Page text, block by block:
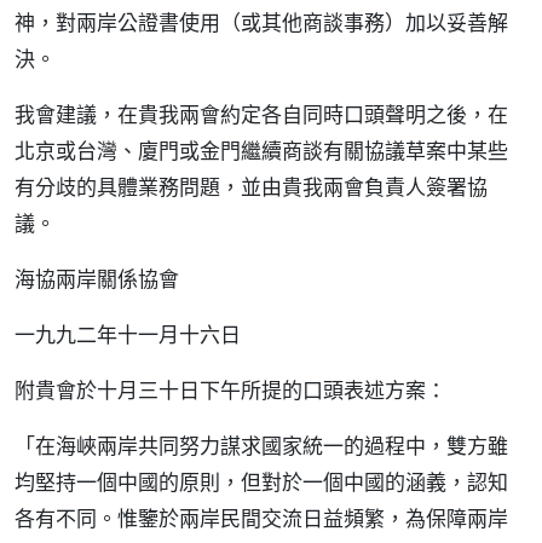
神，對兩岸公證書使用（或其他商談事務）加以妥善解
決。
我會建議，在貴我兩會約定各自同時口頭聲明之後，在
北京或台灣、廈門或金門繼續商談有關協議草案中某些
有分歧的具體業務問題，並由貴我兩會負責人簽署協
議。
海協兩岸關係協會
一九九二年十一月十六日
附貴會於十月三十日下午所提的口頭表述方案：
「在海峽兩岸共同努力謀求國家統一的過程中，雙方雖
均堅持一個中國的原則，但對於一個中國的涵義，認知
各有不同。惟鑒於兩岸民間交流日益頻繁，為保障兩岸